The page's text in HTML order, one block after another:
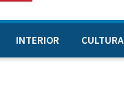
INTERIOR CULTURA